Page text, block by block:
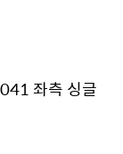
좌측 싱글